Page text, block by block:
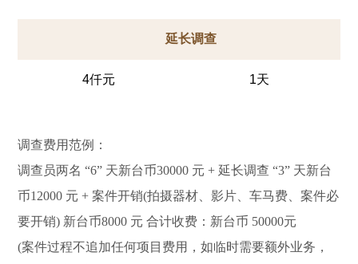
延长调查
4仟元 1天
调查费用范例：
调查员两名 “6” 天新台币30000 元 + 延长调查 “3” 天新台
币12000 元 + 案件开销(拍摄器材、影片、车马费、案件必
要开销) 新台币8000 元 合计收费：新台币 50000元
(案件过程不追加任何项目费用，如临时需要额外业务，